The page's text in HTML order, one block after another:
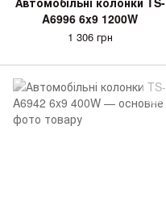
A6996 6x9 1200W
1 306 грн